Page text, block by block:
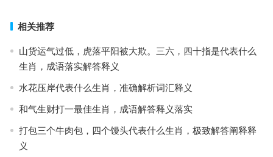
相关推荐
山货运气过低，虎落平阳被大欺。三六，四十指是代表什么
生肖，成语落实解答释义
水花压岸代表什么生肖，准确解析词汇释义
和气生财打一最佳生肖，成语解答释义落实
打包三个牛肉包，四个馒头代表什么生肖，极致解答阐释释
义